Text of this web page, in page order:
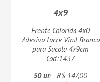
4x9
Frente Colorida 4x0
Adesivo Lacre Vinil Branco
para Sacola 4x9cm
Cod:1437
50 un - R$ 147,00